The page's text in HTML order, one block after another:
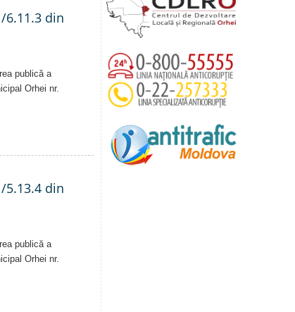
6.11.3 din
publică a
Orhei nr.
5.13.4 din
publică a
Orhei nr.